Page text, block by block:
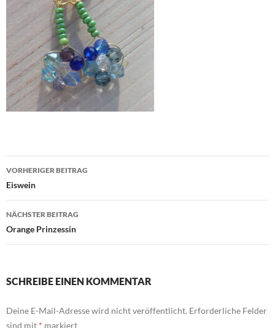
Beitragsnavigation
VORHERIGER BEITRAG
Eiswein
NÄCHSTER BEITRAG
Orange Prinzessin
SCHREIBE EINEN KOMMENTAR
Deine E-Mail-Adresse wird nicht veröffentlicht. Erforderliche Felder
sind mit * markiert